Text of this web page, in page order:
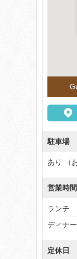
駐車場
あり （
営業時間
ランチ
ディナ
定休日